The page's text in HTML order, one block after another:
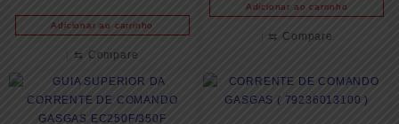
Adicionar ao carrinho
⇆ Compare
Adicionar ao carrinho
⇆ Compare